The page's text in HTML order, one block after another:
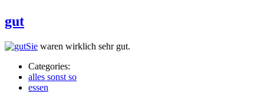
gut
Sie waren wirklich sehr gut.
Categories:
alles sonst so
essen